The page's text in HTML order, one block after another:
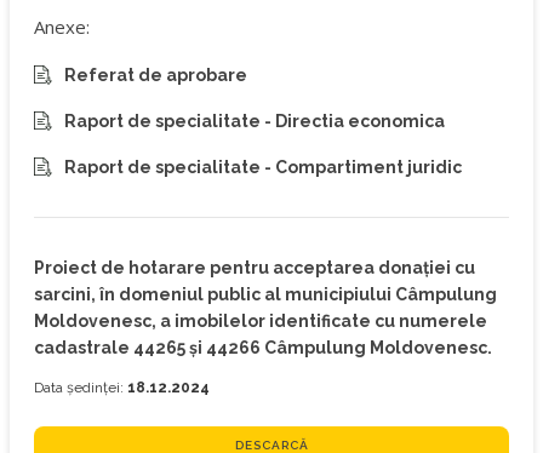
Anexe:
Referat de aprobare
Raport de specialitate - Directia economica
Raport de specialitate - Compartiment juridic
Proiect de hotarare pentru acceptarea donației cu
sarcini, în domeniul public al municipiului Câmpulung
Moldovenesc, a imobilelor identificate cu numerele
cadastrale 44265 și 44266 Câmpulung Moldovenesc.
Data ședinței: 18.12.2024
DESCARCĂ